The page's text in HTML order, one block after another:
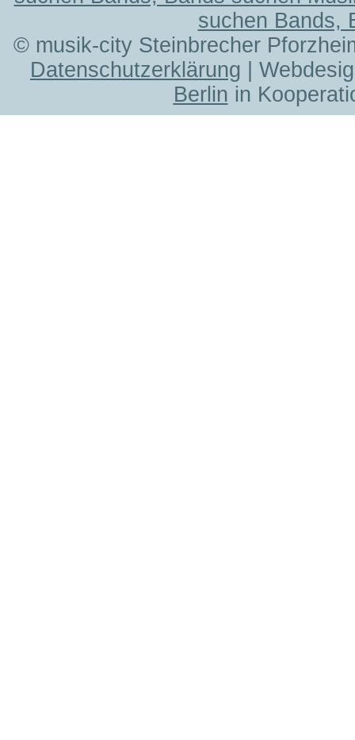
suchen Bands,
© musik-city Steinbrecher
Datenschutzerklärung |
Berlin in